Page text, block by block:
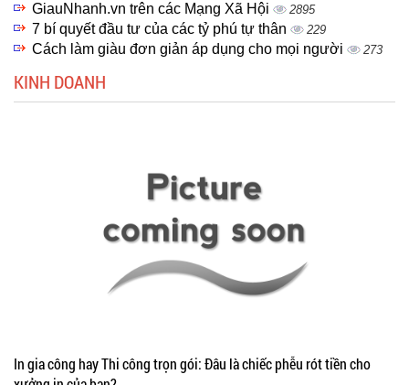
GiauNhanh.vn trên các Mạng Xã Hội 2895
7 bí quyết đầu tư của các tỷ phú tự thân 229
Cách làm giàu đơn giản áp dụng cho mọi người 273
KINH DOANH
In gia công hay Thi công trọn gói: Đâu là chiếc phễu rót tiền cho